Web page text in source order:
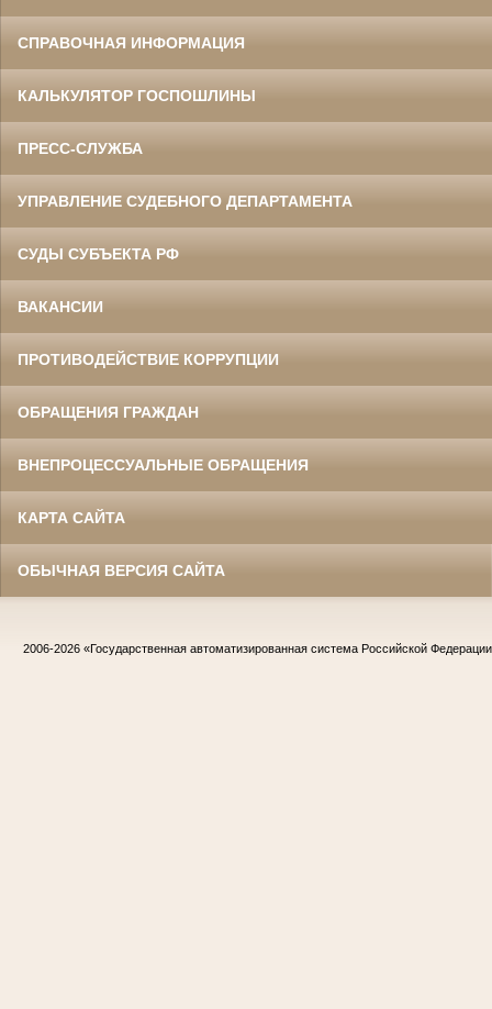
СПРАВОЧНАЯ ИНФОРМАЦИЯ
КАЛЬКУЛЯТОР ГОСПОШЛИНЫ
ПРЕСС-СЛУЖБА
УПРАВЛЕНИЕ СУДЕБНОГО ДЕПАРТАМЕНТА
СУДЫ СУБЪЕКТА РФ
ВАКАНСИИ
ПРОТИВОДЕЙСТВИЕ КОРРУПЦИИ
ОБРАЩЕНИЯ ГРАЖДАН
ВНЕПРОЦЕССУАЛЬНЫЕ ОБРАЩЕНИЯ
КАРТА САЙТА
ОБЫЧНАЯ ВЕРСИЯ САЙТА
2006-2026 «Государственная автоматизированная система Российской